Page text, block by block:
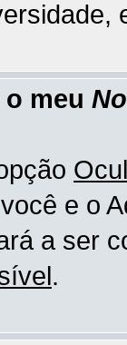
meu
e o
a ser
.